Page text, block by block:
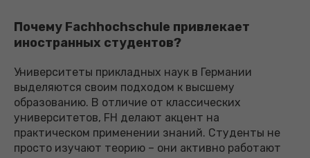
Почему Fachhochschule привлекает
иностранных студентов?
Университеты прикладных наук в Германии
выделяются своим подходом к высшему
образованию. В отличие от классических
университетов, FH делают акцент на
практическом применении знаний. Студенты не
просто изучают теорию – они активно работают